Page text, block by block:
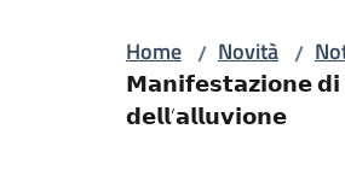
Home / Novità /
𝗠𝗮𝗻𝗶𝗳𝗲𝘀𝘁𝗮𝘇𝗶𝗼𝗻𝗲
𝗱𝗲𝗹𝗹’𝗮𝗹𝗹𝘂𝘃𝗶𝗼𝗻𝗲